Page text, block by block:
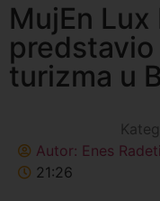
MujEn
predstavio
turizma u
Autor: Enes
21:26